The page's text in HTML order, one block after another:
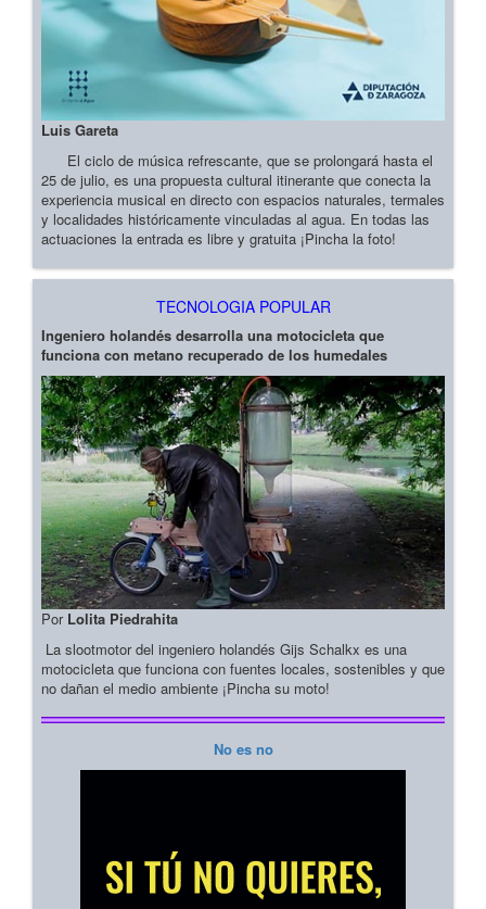
Luis Gareta
El ciclo de música refrescante, que se prolongará hasta el
25 de julio, es una propuesta cultural itinerante que conecta la
experiencia musical en directo con espacios naturales, termales
y localidades históricamente vinculadas al agua. En todas las
actuaciones la entrada es libre y gratuita ¡Pincha la foto!
TECNOLOGIA POPULAR
Ingeniero holandés desarrolla una motocicleta que
funciona con metano recuperado de los humedales
Por Lolita Piedrahita
La slootmotor del ingeniero holandés Gijs Schalkx es una
motocicleta que funciona con fuentes locales, sostenibles y que
no dañan el medio ambiente ¡Pincha su moto!
No es no